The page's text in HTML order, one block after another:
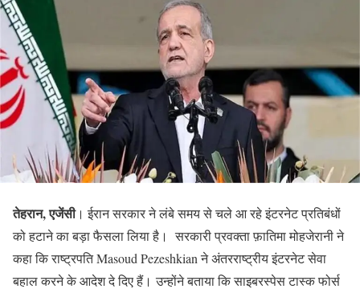
तेहरान, एजेंसी। ईरान सरकार ने लंबे समय से चले आ रहे इंटरनेट प्रतिबंधों
को हटाने का बड़ा फैसला लिया है। सरकारी प्रवक्ता फ़ातिमा मोहजेरानी ने
कहा कि राष्ट्रपति Masoud Pezeshkian ने अंतरराष्ट्रीय इंटरनेट सेवा
बहाल करने के आदेश दे दिए हैं। उन्होंने बताया कि साइबरस्पेस टास्क फोर्स